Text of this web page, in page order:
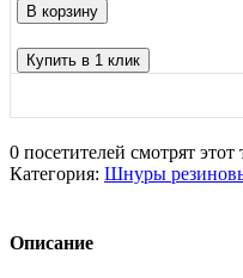
В корзину
Купить в 1 клик
0 посетителей смотрят
Категория: Шнуры
Описание